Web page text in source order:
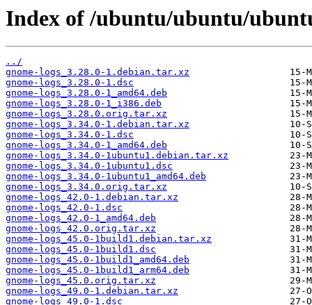
Index of /ubuntu/ubuntu/
../
gnome-logs_3.28.0-1.debian.tar.xz
gnome-logs_3.28.0-1.dsc
gnome-logs_3.28.0-1_amd64.deb
gnome-logs_3.28.0-1_i386.deb
gnome-logs_3.28.0.orig.tar.xz
gnome-logs_3.34.0-1.debian.tar.xz
gnome-logs_3.34.0-1.dsc
gnome-logs_3.34.0-1_amd64.deb
gnome-logs_3.34.0-1ubuntu1.debian.tar.xz
gnome-logs_3.34.0-1ubuntu1.dsc
gnome-logs_3.34.0-1ubuntu1_amd64.deb
gnome-logs_3.34.0.orig.tar.xz
gnome-logs_42.0-1.debian.tar.xz
gnome-logs_42.0-1.dsc
gnome-logs_42.0-1_amd64.deb
gnome-logs_42.0.orig.tar.xz
gnome-logs_45.0-1build1.debian.tar.xz
gnome-logs_45.0-1build1.dsc
gnome-logs_45.0-1build1_amd64.deb
gnome-logs_45.0-1build1_arm64.deb
gnome-logs_45.0.orig.tar.xz
gnome-logs_49.0-1.debian.tar.xz
gnome-logs_49.0-1.dsc